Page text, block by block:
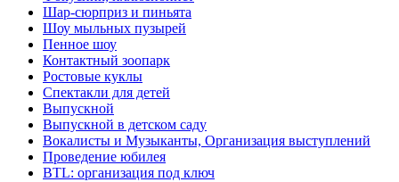
Шар-сюрприз и пиньята
Шоу мыльных пузырей
Пенное шоу
Контактный зоопарк
Ростовые куклы
Спектакли для детей
Выпускной
Выпускной в детском саду
Вокалисты и Музыканты, Организация выступлений
Проведение юбилея
BTL: организация под ключ